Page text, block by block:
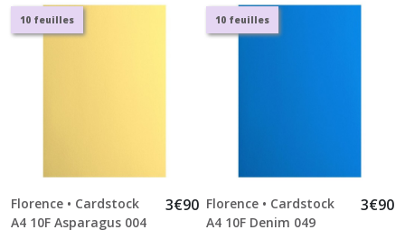
10 feuilles
Florence • Cardstock
A4 10F Asparagus 004
3€90
10 feuilles
Florence • Cardstock
A4 10F Denim 049
3€90